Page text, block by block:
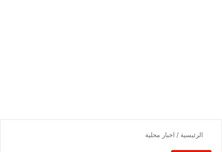
الرئيسية / اخبار محلية